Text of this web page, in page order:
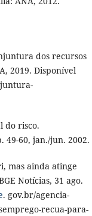
dos recursos
2019. Disponível
do risco.
49-60, jan./jun. 2002.
mas ainda atinge
Notícias, 31 ago.
. gov.br/agencia-
recua-para-